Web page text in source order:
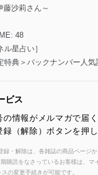
藤沙莉さん～
48
星占い］
特典＞バックナンバー人気
ビス
の情報がメルマガで届
（解除）ボタンを押し
・解除は、各雑誌の商品ページか
購読をなさっているお客様は、マ
の変更手続きが可能です。